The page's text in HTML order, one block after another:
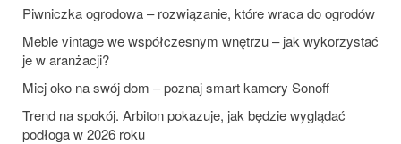
Piwniczka ogrodowa – rozwiązanie, które wraca do ogrodów
Meble vintage we współczesnym wnętrzu – jak wykorzystać
je w aranżacji?
Miej oko na swój dom – poznaj smart kamery Sonoff
Trend na spokój. Arbiton pokazuje, jak będzie wyglądać
podłoga w 2026 roku